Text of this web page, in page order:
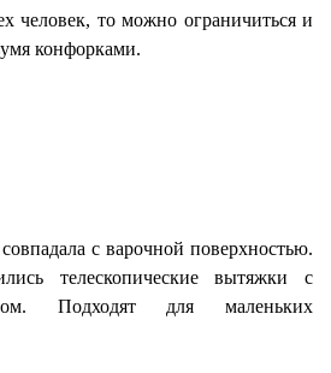
человек, то можно ограничиться и
конфорками.
с варочной поверхностью.
телескопические вытяжки с
Подходят для маленьких